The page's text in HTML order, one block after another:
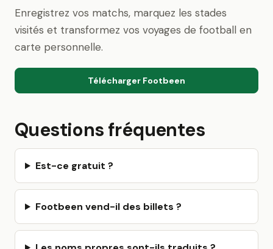
Enregistrez vos matchs, marquez les stades
visités et transformez vos voyages de football en
carte personnelle.
Télécharger Footbeen
Questions fréquentes
Est-ce gratuit ?
Footbeen vend-il des billets ?